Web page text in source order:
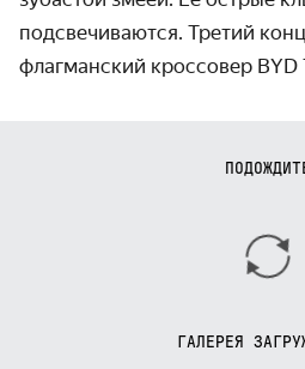
подсвечиваются. Третий
флагманский кроссовер BYD
ГАЛЕРЕЯ